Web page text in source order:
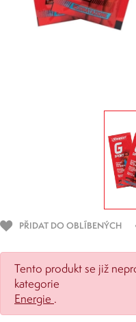
PŘIDAT DO OBLÍBENÝCH
Tento produkt se již
kategorie
Energie .